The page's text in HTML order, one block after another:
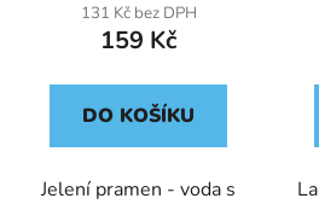
131 Kč bez DPH
159 Kč
DO KOŠÍKU
Jelení pramen - voda s